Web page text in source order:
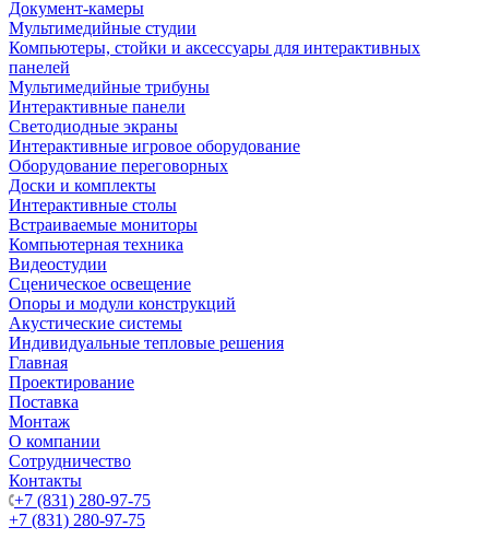
Документ-камеры
Мультимедийные студии
Компьютеры, стойки и аксессуары для интерактивных
панелей
Мультимедийные трибуны
Интерактивные панели
Светодиодные экраны
Интерактивные игровое оборудование
Оборудование переговорных
Доски и комплекты
Интерактивные столы
Встраиваемые мониторы
Компьютерная техника
Видеостудии
Cценическое освещение
Опоры и модули конструкций
Акустические системы
Индивидуальные тепловые решения
Главная
Проектирование
Поставка
Монтаж
О компании
Сотрудничество
Контакты
+7 (831) 280-97-75
+7 (831) 280-97-75